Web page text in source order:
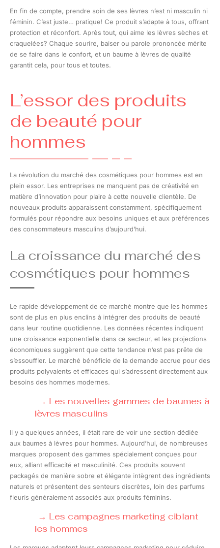
En fin de compte, prendre soin de ses lèvres n’est ni masculin ni
féminin. C’est juste… pratique! Ce produit s’adapte à tous, offrant
protection et réconfort. Après tout, qui aime les lèvres sèches et
craquelées? Chaque sourire, baiser ou parole prononcée mérite
de se faire dans le confort, et un baume à lèvres de qualité
garantit cela, pour tous et toutes.
L’essor des produits
de beauté pour
hommes
La révolution du marché des cosmétiques pour hommes est en
plein essor. Les entreprises ne manquent pas de créativité en
matière d’innovation pour plaire à cette nouvelle clientèle. De
nouveaux produits apparaissent constamment, spécifiquement
formulés pour répondre aux besoins uniques et aux préférences
des consommateurs masculins d’aujourd’hui.
La croissance du marché des
cosmétiques pour hommes
Le rapide développement de ce marché montre que les hommes
sont de plus en plus enclins à intégrer des produits de beauté
dans leur routine quotidienne. Les données récentes indiquent
une croissance exponentielle dans ce secteur, et les projections
économiques suggèrent que cette tendance n’est pas prête de
s’essouffler. Le marché bénéficie de la demande accrue pour des
produits polyvalents et efficaces qui s’adressent directement aux
besoins des hommes modernes.
Les nouvelles gammes de baumes à
lèvres masculins
Il y a quelques années, il était rare de voir une section dédiée
aux baumes à lèvres pour hommes. Aujourd’hui, de nombreuses
marques proposent des gammes spécialement conçues pour
eux, alliant efficacité et masculinité. Ces produits souvent
packagés de manière sobre et élégante intègrent des ingrédients
naturels et présentent des senteurs discrètes, loin des parfums
fleuris généralement associés aux produits féminins.
Les campagnes marketing ciblant
les hommes